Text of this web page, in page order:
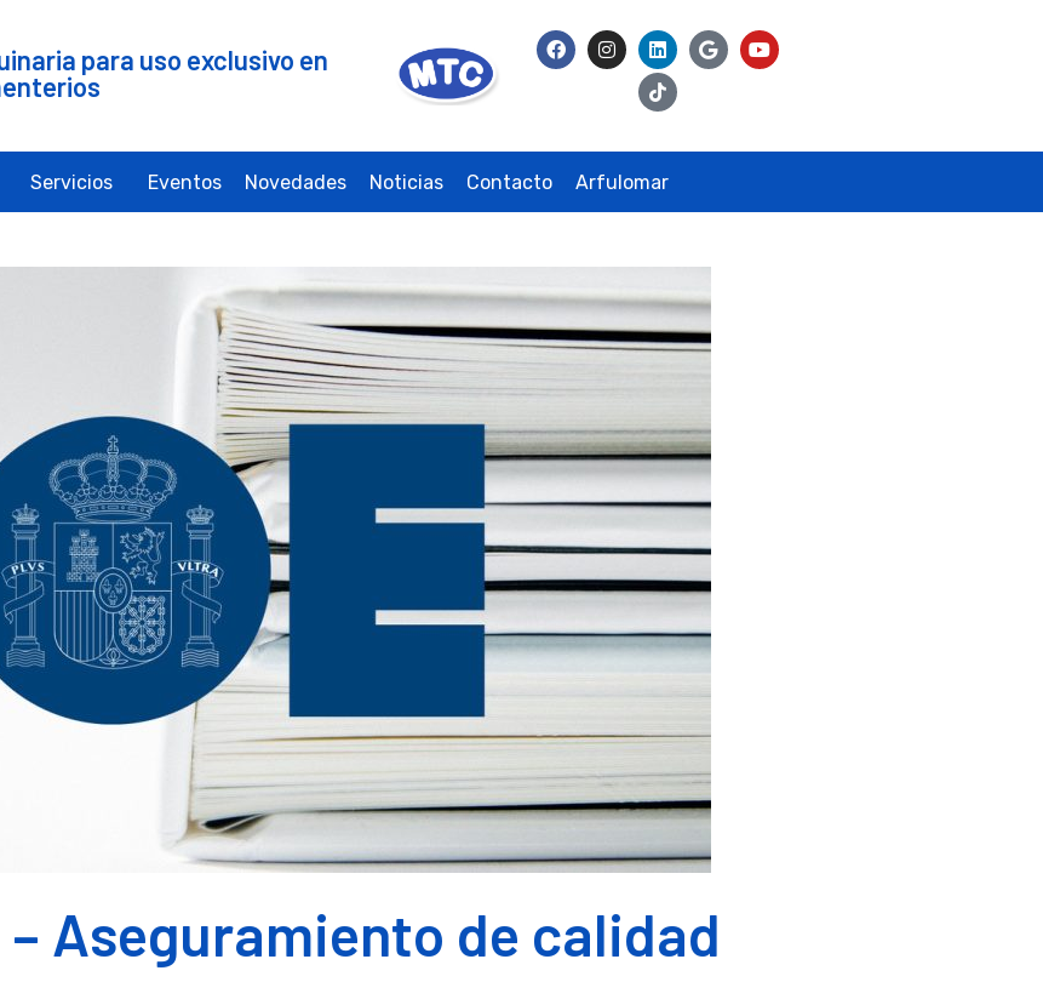
para uso exclusivo en
Servicios Eventos Novedades Noticias Contacto Arfulomar
– Aseguramiento de calidad